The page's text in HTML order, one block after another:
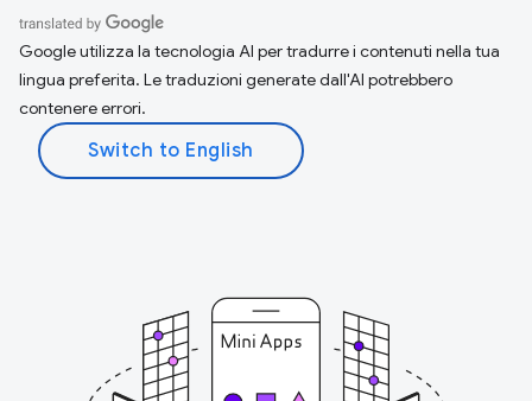
Google utilizza la tecnologia AI per tradurre i contenuti nella tua
lingua preferita. Le traduzioni generate dall'AI potrebbero
contenere errori.